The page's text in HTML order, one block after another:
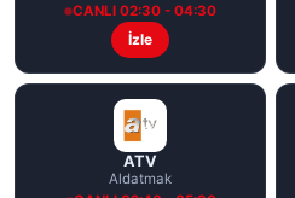
CANLI 02:30 - 04:30
İzle
ATV
Aldatmak